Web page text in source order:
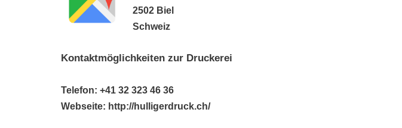
2502 Biel
Schweiz
Kontaktmöglichkeiten zur Druckerei
Telefon: +41 32 323 46 36
Webseite: http://hulligerdruck.ch/